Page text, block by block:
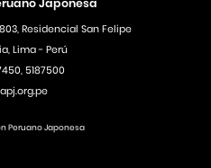
Japonesa
Residencial San Felipe
Lima - Perú
5187500
Peruano Japonesa